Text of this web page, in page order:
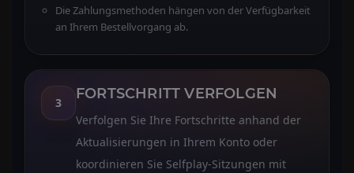
Die Zahlungsmethoden hängen von der Verfügbarkeit
an Ihrem Bestellvorgang ab.
3
FORTSCHRITT VERFOLGEN
Verfolgen Sie Ihre Fortschritte anhand der
Aktualisierungen in Ihrem Konto oder
koordinieren Sie Selfplay-Sitzungen mit